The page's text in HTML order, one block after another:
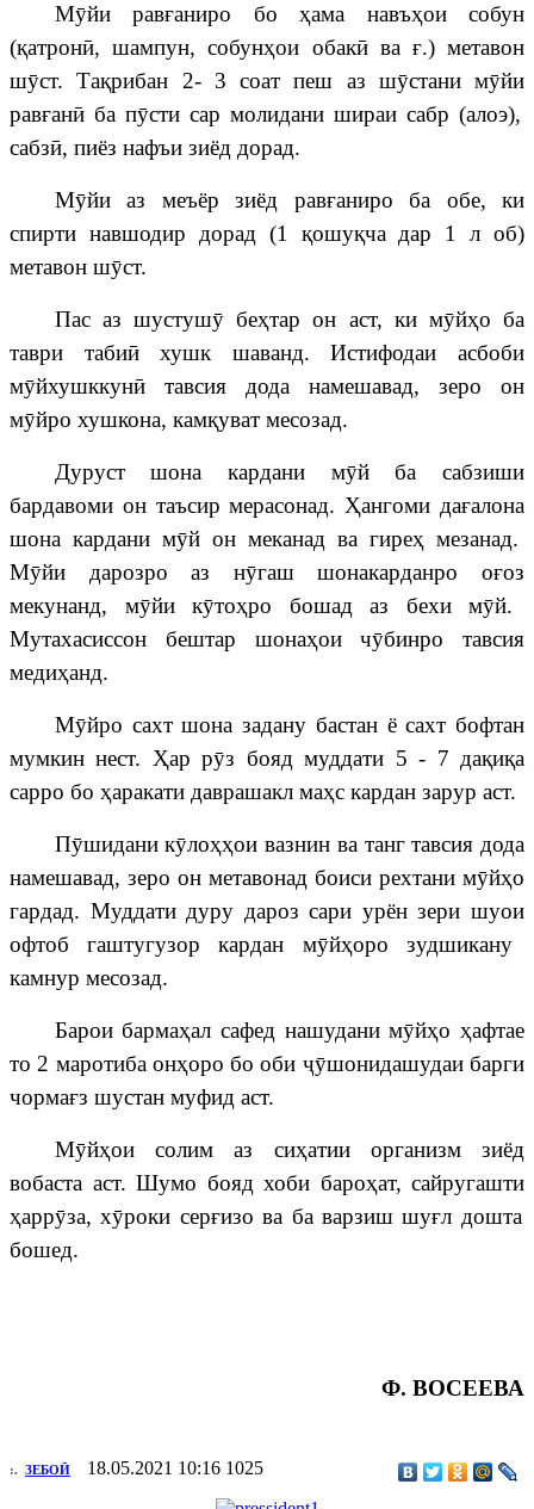
Мӯйи равғаниро боҳама навъҳои собун
(қатронӣ, шампун, собунҳои обакӣ ва ғ.) метавон
шӯст. Тақрибан 2- 3 соат пеш аз шӯстанимӯйи
равғанӣ ба пӯсти сар молидани шираи сабр (алоэ),
сабзӣ, пиёз нафъи зиёд дорад.
Мӯйиаз меъёр зиёд равғаниро ба обе, ки
спирти навшодир дорад (1 қошуқча дар 1л об)
метавон шӯст.
Пас аз шустушӯ беҳтар он аст, кимӯйҳо ба
таври табиӣхушк шаванд. Истифодаи асбоби
мӯйхушккунӣ тавсия дода намешавад, зеро он
мӯйро хушкона, камқуват месозад.
Дуруст шона кардани мӯйба сабзиши
бардавоми он таъсир мерасонад. Ҳангоми дағалона
шона кардани мӯй он меканад ва гиреҳ мезанад.
Мӯйи дарозро аз нӯгаш шонакарданро оғоз
мекунанд, мӯйикӯтоҳро бошад аз бехи мӯй.
Мутахасиссон бештар шонаҳоичӯбинро тавсия
медиҳанд.
Мӯйро сахт шона задану бастан ё сахт бофтан
мумкин нест. Ҳар рӯз бояд муддати 5 - 7 дақиқа
сарро бо ҳаракати даврашакл маҳс кардан зарур аст.
Пӯшидани кӯлоҳҳои вазнин ва танг тавсия дода
намешавад, зеро он метавонад боиси рехтани мӯйҳо
гардад. Муддати дуру дароз сари урён зери шуои
офтоб гаштугузор кардан мӯйҳоро зудшикану
камнур месозад.
Бароибармаҳал сафед нашуданимӯйҳо ҳафтае
то 2 маротиба онҳоро бо оби ҷӯшонидашудаи барги
чормағз шустан муфид аст.
Мӯйҳои солим аз сиҳатии организм зиёд
вобаста аст. Шумо бояд хоби бароҳат, сайругашти
ҳаррӯза,хӯроки серғизо ва ба варзиш шуғл дошта
бошед.
Ф. ВОСЕЕВА
:. ЗЕБОӢ 18.05.2021 10:16 1025